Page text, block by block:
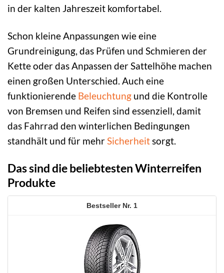
in der kalten Jahreszeit komfortabel.
Schon kleine Anpassungen wie eine
Grundreinigung, das Prüfen und Schmieren der
Kette oder das Anpassen der Sattelhöhe machen
einen großen Unterschied. Auch eine
funktionierende Beleuchtung und die Kontrolle
von Bremsen und Reifen sind essenziell, damit
das Fahrrad den winterlichen Bedingungen
standhält und für mehrSicherheitsorgt.
Das sind die beliebtesten Winterreifen
Produkte
1